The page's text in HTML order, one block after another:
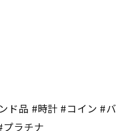
ド品 #時計 #コイン #
ラチナ